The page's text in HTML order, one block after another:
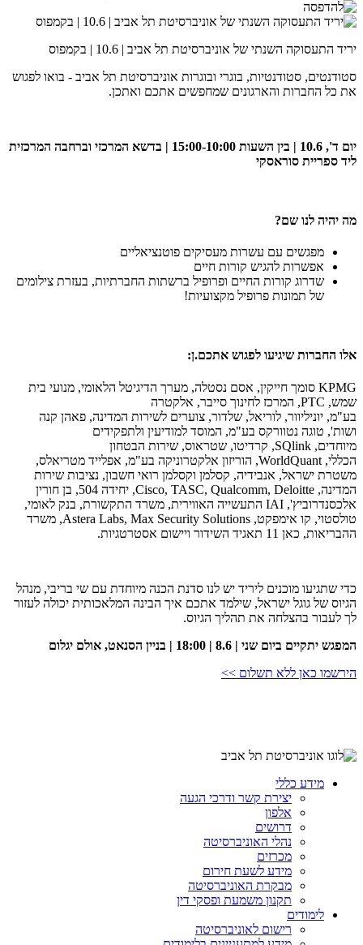
יריד התעסוקה השנתי של אוניברסיטת תל אביב | 10.6 | בקמפוס
סטודנטים, סטודנטיות, בוגרי ובוגרות אוניברסיטת תל אביב - בואו לפגוש
את כל החברות והארגונים שמחפשים אתכם ואתכן.
יום ד', 10.6 | בין השעות 15:00-10:00 | בדשא המרכזי וברחבה המרכזית
ליד ספריית סוראסקי
מה יהיה לנו שם?
מפגשים עם עשרות מעסיקים פוטנציאליים
אפשרות להגיש קורות חיים
שדרוג קורות החיים ופרופיל ברשתות החברתיות, בעזרת צילומים
של תמונות פרופיל מקצועיות!
אלו החברות שיגיעו לפגוש אתכם.ן:
KPMG סומך חייקין, אסם נסטלה, מערך הדיגיטל הלאומי, מנועי בית
שמש, PTC, המרכז לחינוך סייבר, אלקטרה
בע"מ, יוניליוור, לוריאל, שלדור, צוערים לשירות המדינה, פאהן קנה
ושות', טוגה נטוורקס בע"מ, המוסד למודיעין ולתפקידים
מיוחדים, SQlink, קרדיטו, שטראוס, שירות הבטחון
הכללי, WorldQuant, הוריזון אלקטרוניקה בע"מ, אפלייד מטריאלס,
משטרת ישראל, אנבידיה, קסלמן וקסלמן רואי חשבון, נציבות שירות
המדינה, Cisco, TASC, Qualcomm, Deloitte, יחידה 504, בן חורין
אלכסנדרוביץ', IAI התעשייה האווירית, משרד התקשורת, בנק לאומי,
טולסטוי, קו אימפקט, Astera Labs, Max Security Solutions, משרד
ההבריאות, כאן 11 תאגיד השידור ויישום אסטרטגיות.
כדי שתגיעו מוכנים ליריד יש לנו סדנת הכנה מיוחדת עם שי בריבי, מנהל
הגיוס של גוגל ישראל, שילמד אתכם איך הבינה המלאכותית יכולה לעזור
לך לעבור בהצלחה את תהליך הגיוס.
המפגש יתקיים ביום שני | 8.6 | 18:00 | בניין הסנאט, אולם יגלום
הירשמו כאן ללא תשלום >>
מידע כללי
יצירת קשר ודרכי הגעה
אלפון
דרושים
נהלי האוניברסיטה
מכרזים
מידע לשעת חירום
מבקרת האוניברסיטה
תקנון משמעת ופסקי דין
לימודים
רישום לאוניברסיטה